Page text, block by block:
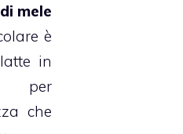
mele
è
in
per
che